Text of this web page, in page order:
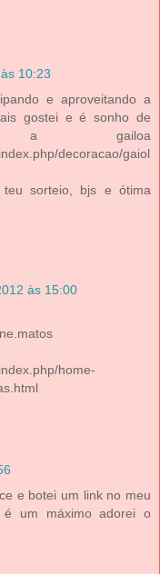
10:23
e aproveitando a
gostei e é sonho de
a gailoa
decoracao/gaiol
sorteio, bjs e ótima
às 15:00
home-
e botei um link no meu
um máximo adorei o